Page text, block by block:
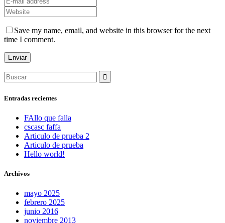
Save my name, email, and website in this browser for the next
time I comment.
Search
for:
Entradas recientes
FAllo que falla
cscasc faffa
Articulo de prueba 2
Articulo de prueba
Hello world!
Archivos
mayo 2025
febrero 2025
junio 2016
noviembre 2013